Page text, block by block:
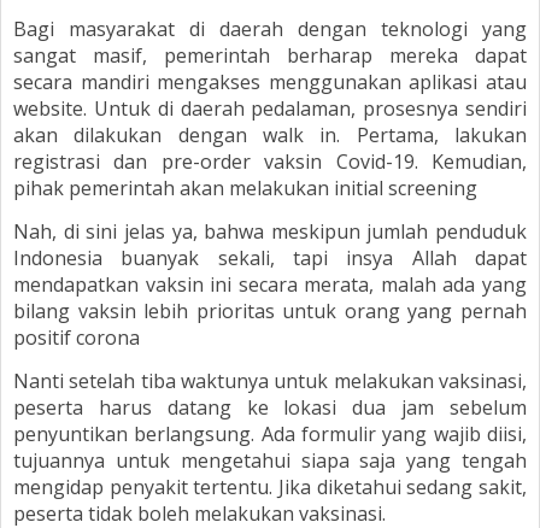
Bagi masyarakat di daerah dengan teknologi yang
sangat masif, pemerintah berharap mereka dapat
secara mandiri mengakses menggunakan aplikasi atau
website. Untuk di daerah pedalaman, prosesnya sendiri
akan dilakukan dengan walk in. Pertama, lakukan
registrasi dan pre-order vaksin Covid-19. Kemudian,
pihak pemerintah akan melakukan initial screening
Nah, di sini jelas ya, bahwa meskipun jumlah penduduk
Indonesia buanyak sekali, tapi insya Allah dapat
mendapatkan vaksin ini secara merata, malah ada yang
bilang vaksin lebih prioritas untuk orang yang pernah
positif corona
Nanti setelah tiba waktunya untuk melakukan vaksinasi,
peserta harus datang ke lokasi dua jam sebelum
penyuntikan berlangsung. Ada formulir yang wajib diisi,
tujuannya untuk mengetahui siapa saja yang tengah
mengidap penyakit tertentu. Jika diketahui sedang sakit,
peserta tidak boleh melakukan vaksinasi.